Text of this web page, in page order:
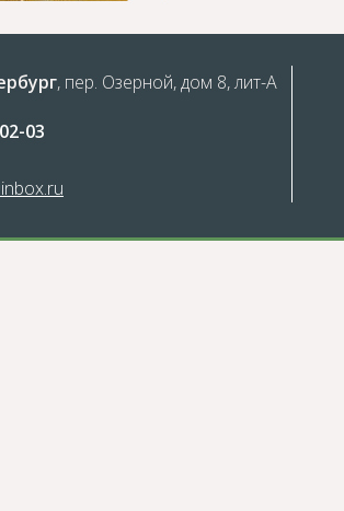
, пер. Озерной, дом 8, лит-А
03